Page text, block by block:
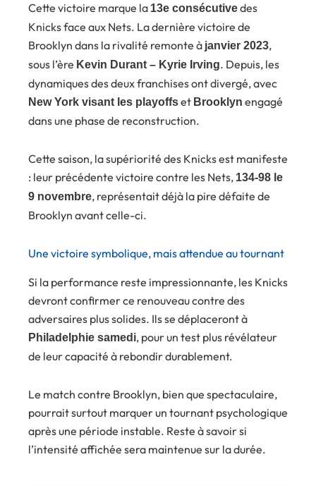
Cette victoire marque la 13e consécutivedes
Knicks face aux Nets. La dernière victoire de
Brooklyn dans la rivalité remonte à janvier 2023,
sous l’ère Kevin Durant – Kyrie Irving. Depuis, les
dynamiques des deux franchises ont divergé, avec
New York visant les playoffset Brooklyn engagé
dans une phase de reconstruction.
Cette saison, la supériorité des Knicks est manifeste
: leur précédente victoire contre les Nets, 134-98 le
9 novembre, représentait déjà la pire défaite de
Brooklyn avant celle-ci.
Une victoire symbolique, mais attendue au tournant
Si la performance reste impressionnante, les Knicks
devront confirmer ce renouveau contre des
adversaires plus solides. Ils se déplaceront à
Philadelphie samedi, pour un test plus révélateur
de leur capacité à rebondir durablement.
Le match contre Brooklyn, bien que spectaculaire,
pourrait surtout marquer un tournant psychologique
après une période instable. Reste à savoir si
l’intensité affichée sera maintenue sur la durée.